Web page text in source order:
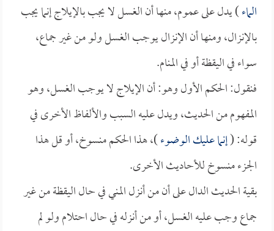
الماء) يدل على عموم، منها أن الغسل لا يجب بالإيلاج إنما يجب
بالإنزال، ومنها أن الإنزال يوجب الغسل ولو من غير جماع،
سواء في اليقظة أو في المنام.
فنقول: الحكم الأول وهو: أن الإيلاج لا يوجب الغسل، وهو
المفهوم من الحديث، ويدل عليه السبب والألفاظ الأخرى في
قوله: (إنما عليك الوضوء)، هذا الحكم منسوخ، أو قل هذا
الجزء منسوخ للأحاديث الأخرى.
بقية الحديث الدال على أن من أنزل المني في حال اليقظة من غير
جماع وجب عليه الغسل، أو من أنزله في حال احتلام ولو لم